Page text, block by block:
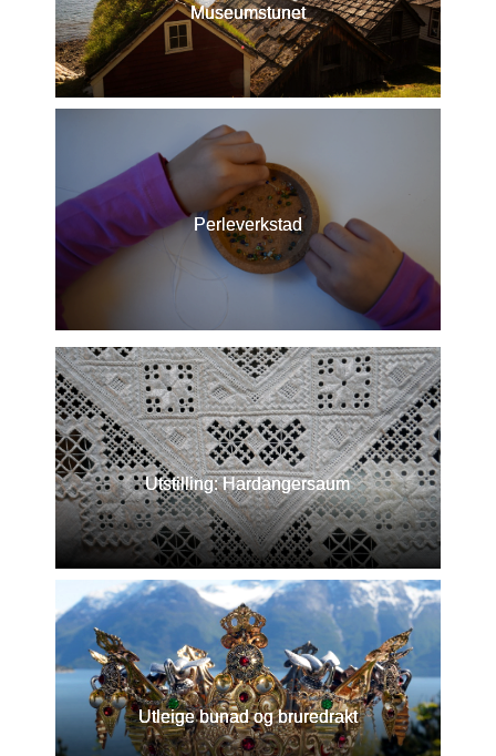
Museumstunet
Perleverkstad
Utstilling: Hardangersaum
Utleige bunad og bruredrakt